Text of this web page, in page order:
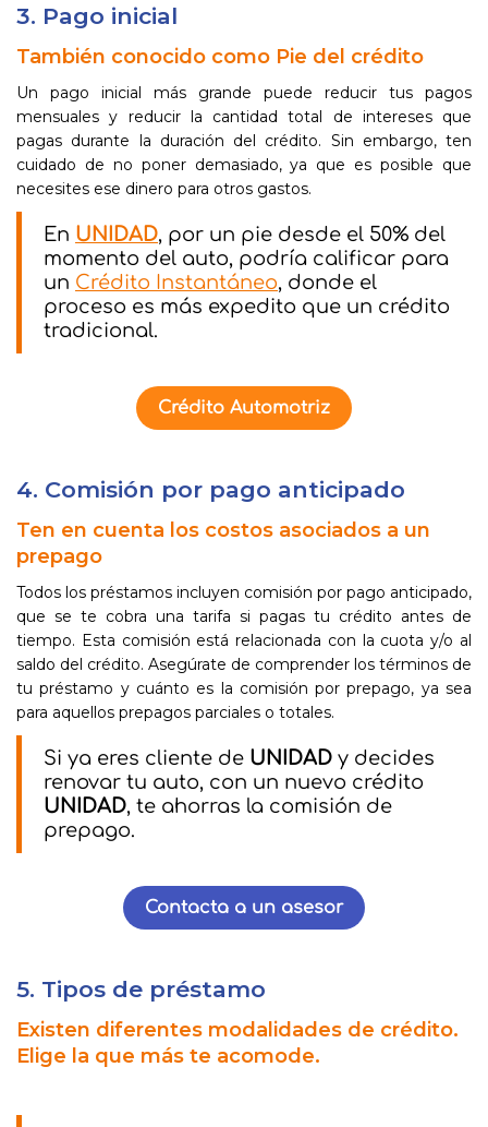
3. Pago inicial
También conocido como Pie del crédito
Un pago inicial más grande puede reducir tus pagos
mensuales y reducir la cantidad total de intereses que
pagas durante la duración del crédito. Sin embargo, ten
cuidado de no poner demasiado, ya que es posible que
necesites ese dinero para otros gastos.
En UNIDAD, por un pie desde el 50% del
momento del auto, podría calificar para
un Crédito Instantáneo, donde el
proceso es más expedito que un crédito
tradicional.
Crédito Automotriz
4. Comisión por pago anticipado
Ten en cuenta los costos asociados a un
prepago
Todos los préstamos incluyen comisión por pago anticipado,
que se te cobra una tarifa si pagas tu crédito antes de
tiempo. Esta comisión está relacionada con la cuota y/o al
saldo del crédito. Asegúrate de comprender los términos de
tu préstamo y cuánto es la comisión por prepago, ya sea
para aquellos prepagos parciales o totales.
Si ya eres cliente de UNIDAD y decides
renovar tu auto, con un nuevo crédito
UNIDAD, te ahorras la comisión de
prepago.
Contacta a un asesor
5. Tipos de préstamo
Existen diferentes modalidades de crédito.
Elige la que más te acomode.